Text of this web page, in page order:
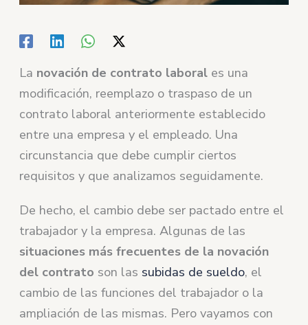
La novación de contrato laboral es una
modificación, reemplazo o traspaso de un
contrato laboral anteriormente establecido
entre una empresa y el empleado. Una
circunstancia que debe cumplir ciertos
requisitos y que analizamos seguidamente.
De hecho, el cambio debe ser pactado entre el
trabajador y la empresa. Algunas de las
situaciones más frecuentes de la novación
del contrato son las subidas de sueldo, el
cambio de las funciones del trabajador o la
ampliación de las mismas. Pero vayamos con